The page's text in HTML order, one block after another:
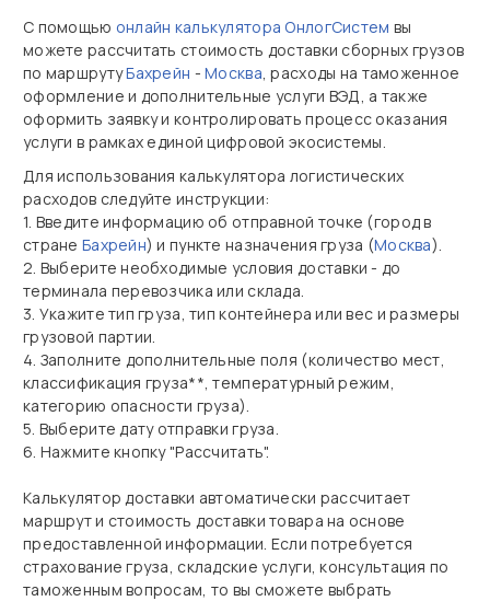
С помощью онлайн калькулятора ОнлогСистем вы
можете рассчитать стоимость доставки сборных грузов
по маршрутуБахрейн -Москва, расходы на таможенное
оформление и дополнительные услуги ВЭД, а также
оформить заявку и контролировать процесс оказания
услуги в рамках единой цифровой экосистемы.
Для использования калькулятора логистических
расходов следуйте инструкции:
1. Введите информацию об отправной точке (город в
стране Бахрейн) и пункте назначения груза (Москва).
2. Выберите необходимые условия доставки - до
терминала перевозчика или склада.
3. Укажите тип груза, тип контейнера или вес и размеры
грузовой партии.
4. Заполните дополнительные поля (количество мест,
классификация груза**, температурный режим,
категорию опасности груза).
5. Выберите дату отправки груза.
6. Нажмите кнопку "Рассчитать".
Калькулятор доставки автоматически рассчитает
маршрут и стоимость доставки товара на основе
предоставленной информации. Если потребуется
страхование груза, складские услуги, консультация по
таможенным вопросам, то вы сможете выбрать